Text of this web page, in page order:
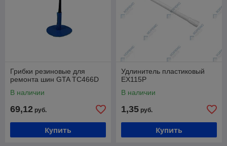
Грибки резиновые для
ремонта шин GTA ТС466D
В наличии
69,12 руб.
Купить
Удлинитель пластиковый
EX115P
В наличии
1,35 руб.
Купить